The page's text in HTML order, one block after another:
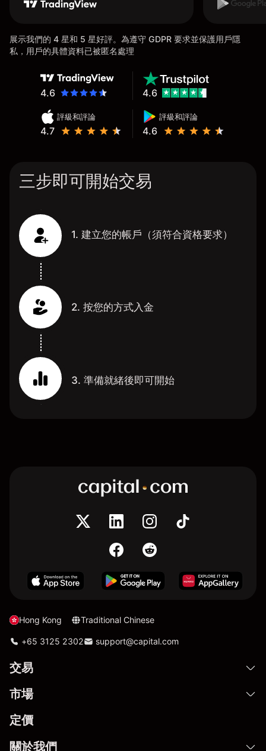
展示我們的 4 星和 5 星好評。為遵守 GDPR 要求並保護用戶隱
私，用戶的具體資料已被匿名處理
4.6
評級和評論
4.7
評級和評論
4.6
4.6
三步即可開始交易
1. 建立您的帳戶（須符合資格要求）
2. 按您的方式入金
3. 準備就緒後即可開始
Hong Kong Traditional Chinese
+65 3125 2302 support@capital.com
交易
市場
定價
關於我們